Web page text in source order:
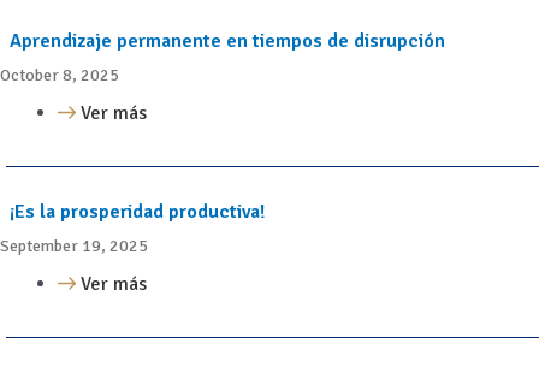
Aprendizaje permanente en tiempos de disrupción
October 8, 2025
Ver más
¡Es la prosperidad productiva!
September 19, 2025
Ver más